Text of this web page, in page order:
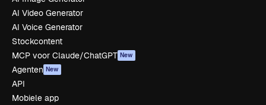
AI Video Generator
AI Voice Generator
Stockcontent
MCP voor Claude/ChatGPT New
Agenten New
API
Mobiele app